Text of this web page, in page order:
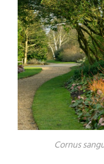
Cornus